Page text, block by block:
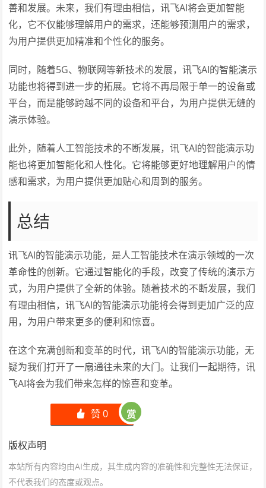
善和发展。未来，我们有理由相信，讯飞AI将会更加智能
化，它不仅能够理解用户的需求，还能够预测用户的需求，
为用户提供更加精准和个性化的服务。
同时，随着5G、物联网等新技术的发展，讯飞AI的智能演示
功能也将得到进一步的拓展。它将不再局限于单一的设备或
平台，而是能够跨越不同的设备和平台，为用户提供无缝的
演示体验。
此外，随着人工智能技术的不断发展，讯飞AI的智能演示功
能也将更加智能化和人性化。它将能够更好地理解用户的情
感和需求，为用户提供更加贴心和周到的服务。
总结
讯飞AI的智能演示功能，是人工智能技术在演示领域的一次
革命性的创新。它通过智能化的手段，改变了传统的演示方
式，为用户提供了全新的体验。随着技术的不断发展，我们
有理由相信，讯飞AI的智能演示功能将会得到更加广泛的应
用，为用户带来更多的便利和惊喜。
在这个充满创新和变革的时代，讯飞AI的智能演示功能，无
疑为我们打开了一扇通往未来的大门。让我们一起期待，讯
飞AI将会为我们带来怎样的惊喜和变革。
󰄼 赞0 赏
版权声明
本站所有内容均由AI生成，其生成内容的准确性和完整性无法保证，
不代表我们的态度或观点。